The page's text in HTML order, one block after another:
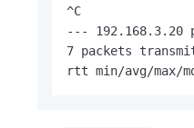
^C
---
7 packets
rtt min/avg/max/